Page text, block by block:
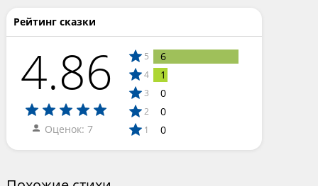
Рейтинг сказки
4.86
Оценок: 7
5 6
4 1
3 0
2 0
1 0